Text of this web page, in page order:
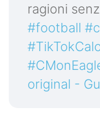
ragioni
#football
original -